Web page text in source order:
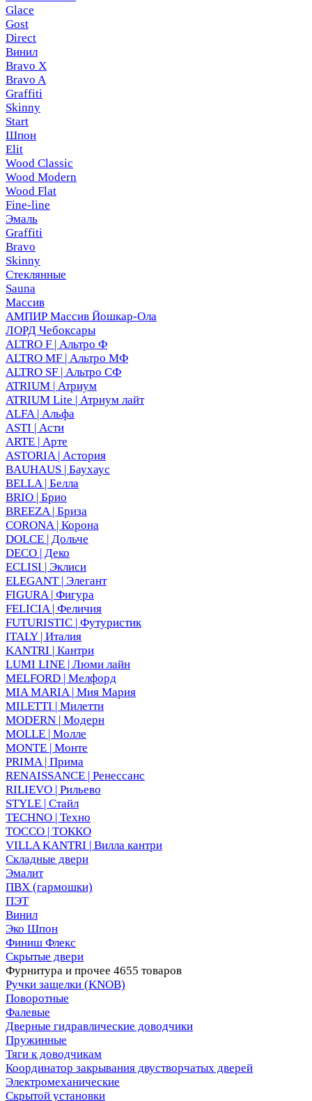
Glace
Gost
Direct
Винил
Bravo X
Bravo A
Graffiti
Skinny
Start
Шпон
Elit
Wood Classic
Wood Modern
Wood Flat
Fine-line
Эмаль
Graffiti
Bravo
Skinny
Стеклянные
Sauna
Массив
АМПИР Массив Йошкар-Ола
ЛОРД Чебоксары
ALTRO F | Альтро Ф
ALTRO MF | Альтро МФ
ALTRO SF | Альтро СФ
ATRIUM | Атриум
ATRIUM Lite | Атриум лайт
ALFA | Альфа
ASTI | Асти
ARTE | Арте
ASTORIA | Астория
BAUHAUS | Баухаус
BELLA | Белла
BRIO | Брио
BREEZA | Бриза
CORONA | Корона
DOLCE | Дольче
DECO | Деко
ECLISI | Эклиси
ELEGANT | Элегант
FIGURA | Фигура
FELICIA | Феличия
FUTURISTIC | Футуристик
ITALY | Италия
KANTRI | Кантри
LUMI LINE | Люми лайн
MELFORD | Мелфорд
MIA MARIA | Мия Мария
MILETTI | Милетти
MODERN | Модерн
MOLLE | Молле
MONTE | Монте
PRIMA | Прима
RENAISSANCE | Ренессанс
RILIEVO | Рильево
STYLE | Стайл
TECHNO | Техно
TOCCO | ТОККО
VILLA KANTRI | Вилла кантри
Складные двери
Эмалит
ПВХ (гармошки)
ПЭТ
Винил
Эко Шпон
Финиш Флекс
Скрытые двери
Фурнитура и прочее 4655 товаров
Ручки защелки (KNOB)
Поворотные
Фалевые
Дверные гидравлические доводчики
Пружинные
Тяги к доводчикам
Координатор закрывания двустворчатых дверей
Электромеханические
Скрытой установки